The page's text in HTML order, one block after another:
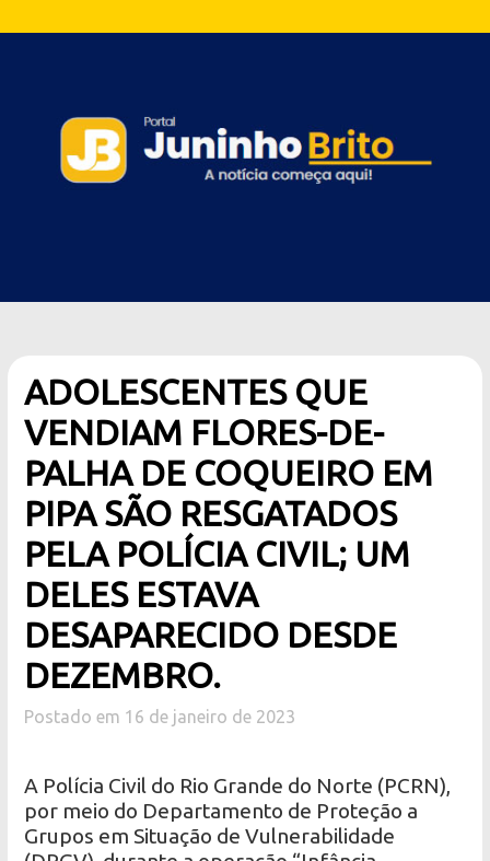
ADOLESCENTES QUE
VENDIAM FLORES-DE-
PALHA DE COQUEIRO EM
PIPA SÃO RESGATADOS
PELA POLÍCIA CIVIL; UM
DELES ESTAVA
DESAPARECIDO DESDE
DEZEMBRO.
Postado em 16 de janeiro de 2023
A Polícia Civil do Rio Grande do Norte (PCRN),
por meio do Departamento de Proteção a
Grupos em Situação de Vulnerabilidade